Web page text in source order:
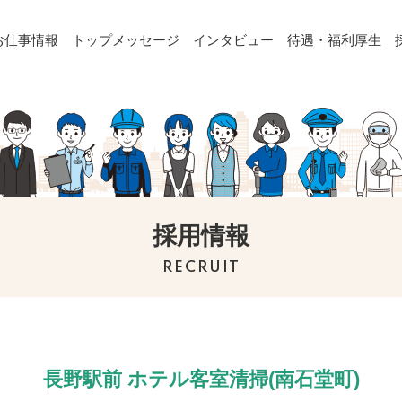
仕事情報 トップメッセージ インタビュー 待遇・福利厚生
採用情報
RECRUIT
長野駅前 ホテル客室清掃(南石堂町)